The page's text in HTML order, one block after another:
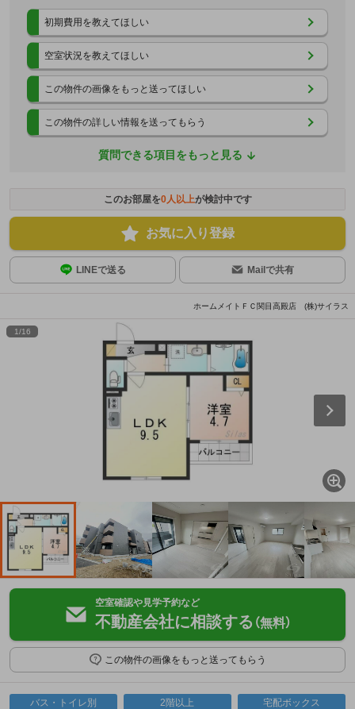
初期費用を教えてほしい
空室状況を教えてほしい
この物件の画像をもっと送ってほしい
この物件の詳しい情報を送ってもらう
質問できる項目をもっと見る
このお部屋を0人以上が検討中です
お気に入り登録
LINEで送る Mailで共有
ホームメイトＦＣ関目高殿店 (株)サイラス
1/16
空室確認や見学予約など
不動産会社に相談する （無料）
この物件の画像をもっと送ってもらう
バス・トイレ別 2階以上 宅配ボックス